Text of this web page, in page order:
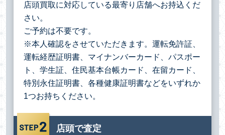
店頭買取に対応している最寄り店舗へお持込くだ
さい。
ご予約は不要です。
※本人確認をさせていただきます。運転免許証、
運転経歴証明書、マイナンバーカード、パスポー
ト、学生証、住民基本台帳カード、在留カード、
特別永住証明書、各種健康証明書などをいずれか
1つお持ちください。
店頭で査定